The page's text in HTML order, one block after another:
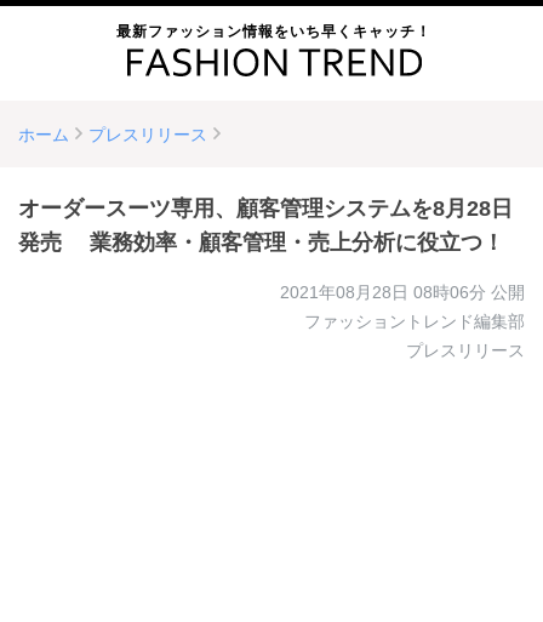
最新ファッション情報をいち早くキャッチ！
ホーム プレスリリース
オーダースーツ専用、顧客管理システムを8月28日
発売 業務効率・顧客管理・売上分析に役立つ！
2021年08月28日 08時06分 公開
ファッショントレンド編集部
プレスリリース